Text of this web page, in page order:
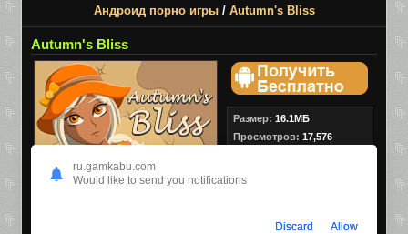
Андроид порно игры/ Autumn's Bliss
Autumn's Bliss
Размер: 16.1МБ
Просмотров: 17,576
ru.gamkabu.com
Would like to send you notifications
Discard Allow